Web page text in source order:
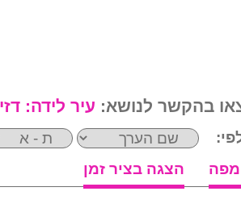
עיר לידה:
מפה
הצגה בציר זמן